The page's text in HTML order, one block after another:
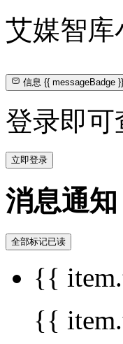
艾媒智库
信息{{ messageBadge }}
登录即可
立即登录
消息通知
全部标记已读
{{
{{